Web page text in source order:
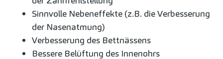
Sinnvolle Nebeneffekte (z.B. die Verbesserung
der Nasenatmung)
Verbesserung des Bettnässens
Bessere Belüftung des Innenohrs